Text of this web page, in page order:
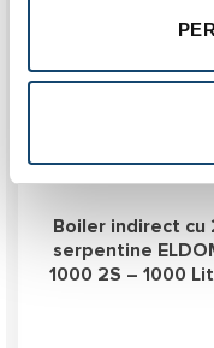
Boiler indirect cu
serpentine
1000 2S – 1000